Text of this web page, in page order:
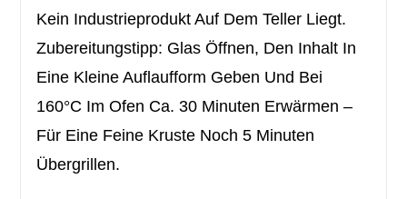
Kein Industrieprodukt Auf Dem Teller Liegt.
Zubereitungstipp: Glas Öffnen, Den Inhalt In
Eine Kleine Auflaufform Geben Und Bei
160°C Im Ofen Ca. 30 Minuten Erwärmen –
Für Eine Feine Kruste Noch 5 Minuten
Übergrillen.